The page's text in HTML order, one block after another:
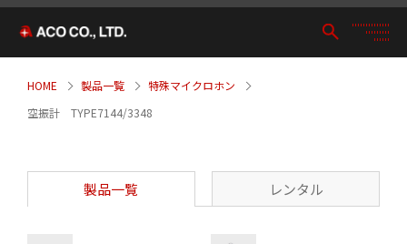
HOME 製品一覧
特殊マイクロホン
空振計 TYPE7144/3348
製品一覧 レンタル